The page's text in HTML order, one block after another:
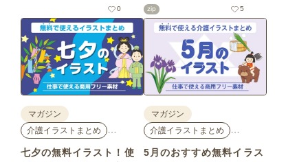
介いたします。夏の花である
ひまわりや朝顔、夏祭り、花
火、七夕など夏ならではのか
わいいイラストをご用意！ポ
スターやパンフレットなどで
使いやすいテイストなので、
ぜひご活用ください。
0
刷に適した解像度で、点数制
限なしで自由に使える素材ば
かり♪どなたでもご利用いただ
けます！ぜひご活用くださ
い。
zip 5
マガジン
介護イラストまとめ
七夕の無料イラスト！使
マガジン
介護イラストまとめ
5月のおすすめ無料イラス